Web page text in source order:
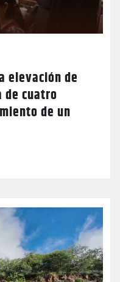
elevación de
cuatro
de un